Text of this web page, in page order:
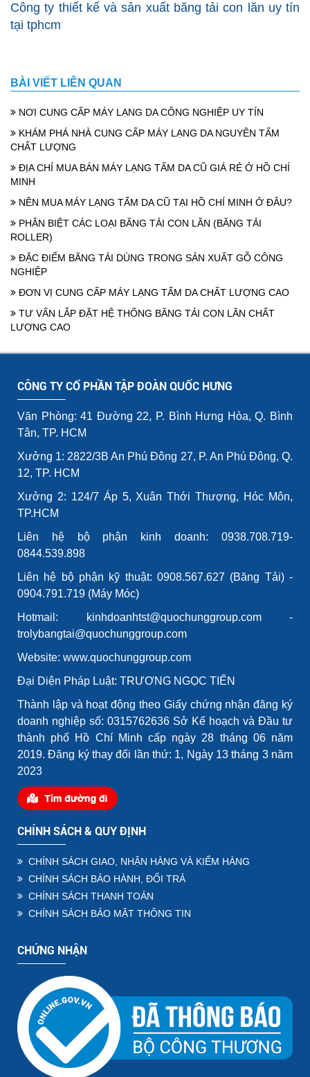
Công ty thiết kế và sản xuất băng tải con lăn uy tín
tại tphcm
BÀI VIẾT LIÊN QUAN
NƠI CUNG CẤP MÁY LẠNG DA CÔNG NGHIỆP UY TÍN
KHÁM PHÁ NHÀ CUNG CẤP MÁY LẠNG DA NGUYÊN TẤM
CHẤT LƯỢNG
ĐỊA CHỈ MUA BÁN MÁY LẠNG TẤM DA CŨ GIÁ RẺ Ở HỒ CHÍ
MINH
NÊN MUA MÁY LẠNG TẤM DA CŨ TẠI HỒ CHÍ MINH Ở ĐÂU?
PHÂN BIỆT CÁC LOẠI BĂNG TẢI CON LĂN (BĂNG TẢI
ROLLER)
ĐẶC ĐIỂM BĂNG TẢI DÙNG TRONG SẢN XUẤT GỖ CÔNG
NGHIỆP
ĐƠN VỊ CUNG CẤP MÁY LẠNG TẤM DA CHẤT LƯỢNG CAO
TƯ VẤN LẮP ĐẶT HỆ THỐNG BĂNG TẢI CON LĂN CHẤT
LƯỢNG CAO
CÔNG TY CỔ PHẦN TẬP ĐOÀN QUỐC HƯNG
Văn Phòng: 41 Đường 22, P. Bình Hưng Hòa, Q. Bình
Tân, TP. HCM
Xưởng 1: 2822/3B An Phú Đông 27, P. An Phú Đông, Q.
12, TP. HCM
Xưởng 2: 124/7 Áp 5, Xuân Thới Thượng, Hóc Môn,
TP.HCM
Liên hệ bộ phận kinh doanh: 0938.708.719-
0844.539.898
Liên hệ bộ phận kỹ thuật: 0908.567.627 (Băng Tải) -
0904.791.719 (Máy Móc)
Hotmail: kinhdoanhtst@quochunggroup.com -
trolybangtai@quochunggroup.com
Website: www.quochunggroup.com
Đại Diện Pháp Luật: TRƯƠNG NGỌC TIẾN
Thành lập và hoạt động theo Giấy chứng nhận đăng ký
doanh nghiệp số: 0315762636 Sở Kế hoạch và Đầu tư
thành phố Hồ Chí Minh cấp ngày 28 tháng 06 năm
2019. Đăng ký thay đổi lần thứ: 1, Ngày 13 tháng 3 năm
2023
CHÍNH SÁCH & QUY ĐỊNH
CHÍNH SÁCH GIAO, NHẬN HÀNG VÀ KIỂM HÀNG
CHÍNH SÁCH BẢO HÀNH, ĐỔI TRẢ
CHÍNH SÁCH THANH TOÁN
CHÍNH SÁCH BẢO MẬT THÔNG TIN
CHỨNG NHẬN